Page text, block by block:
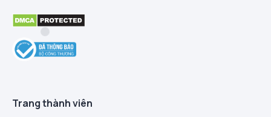
Trang thành viên